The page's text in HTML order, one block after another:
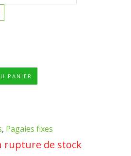
PANIER
, Pagaies fixes
rupture de stock